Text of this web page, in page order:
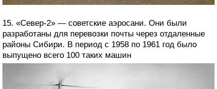
15. «Север-2» — советские аэросани. Они были
разработаны для перевозки почты через отдаленные
районы Сибири. В период с 1958 по 1961 год было
выпущено всего 100 таких машин